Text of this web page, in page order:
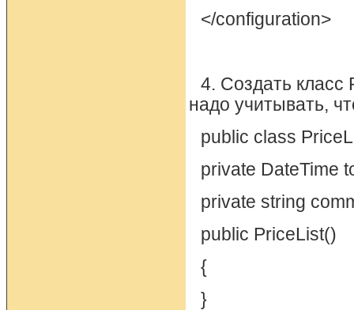
</configuration>
4. Создать
надо учитывать,
public class
private DateTime
private string
public PriceList()
{
}